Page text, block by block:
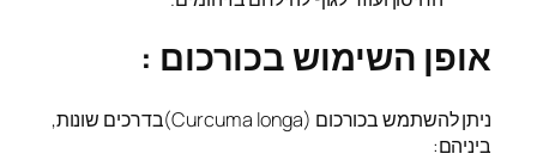
אופן השימוש בכורכום :
ניתן להשתמש בכורכום (Curcuma longa)בדרכים שונות,
ביניהם: